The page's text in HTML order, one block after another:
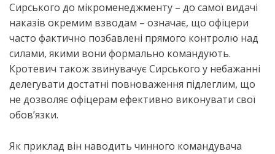
Сирського до мікроменеджменту – до самої видачі
наказів окремим взводам – означає, що офіцери
часто фактично позбавлені прямого контролю над
силами, якими вони формально командують.
Кротевич також звинувачує Сирського у небажанні
делегувати достатні повноваження підлеглим, що
не дозволяє офіцерам ефективно виконувати свої
обов’язки.
Як приклад він наводить чинного командувача